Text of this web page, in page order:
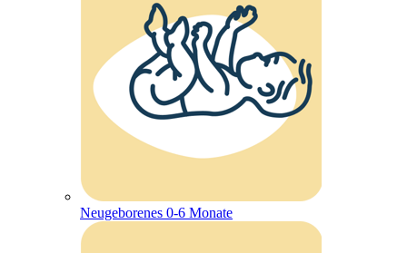
Neugeborenes 0-6 Monate